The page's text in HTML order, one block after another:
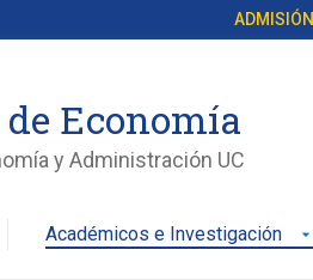
ADMISIÓN
Economía
y Administración UC
Académicos e Investigación arrow_drop_down